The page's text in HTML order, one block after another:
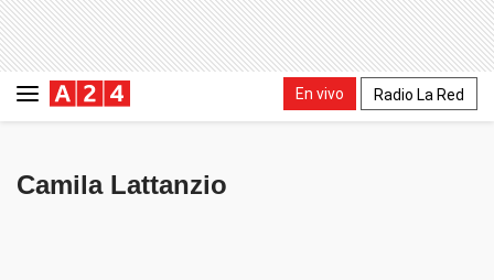
En vivo Radio La Red
Camila Lattanzio